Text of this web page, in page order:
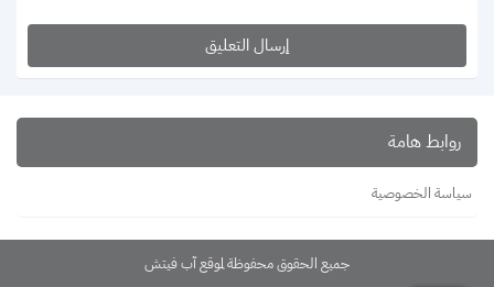
روابط هامة
سياسة الخصوصية
جميع الحقوق محفوظة لموقع آب فيتش